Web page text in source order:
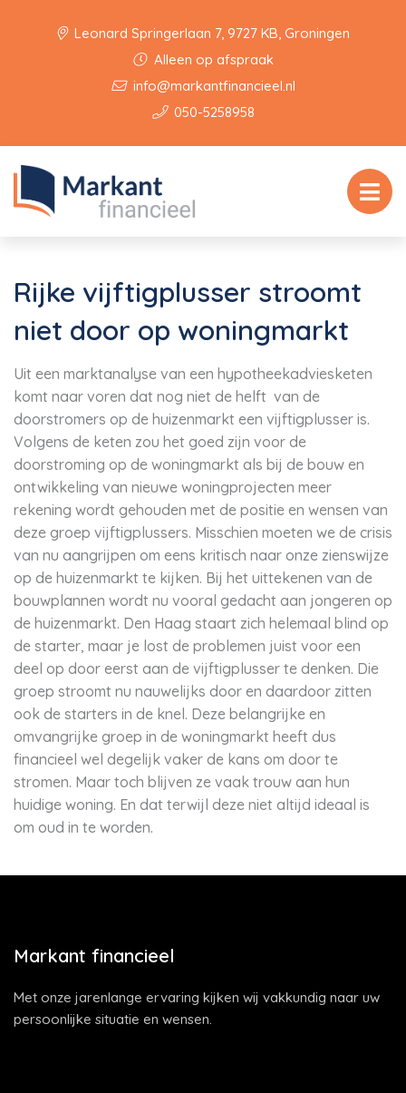
Leonard Springerlaan 7, 9727 KB, Groningen
Alleen op afspraak
info@markantfinancieel.nl
050-5258958
Rijke vijftigplusser stroomt
niet door op woningmarkt
Uit een marktanalyse van een hypotheekadviesketen
komt naar voren dat nog niet de helft van de
doorstromers op de huizenmarkt een vijftigplusser is.
Volgens de keten zou het goed zijn voor de
doorstroming op de woningmarkt als bij de bouw en
ontwikkeling van nieuwe woningprojecten meer
rekening wordt gehouden met de positie en wensen van
deze groep vijftigplussers. Misschien moeten we de crisis
van nu aangrijpen om eens kritisch naar onze zienswijze
op de huizenmarkt te kijken. Bij het uittekenen van de
bouwplannen wordt nu vooral gedacht aan jongeren op
de huizenmarkt. Den Haag staart zich helemaal blind op
de starter, maar je lost de problemen juist voor een
deel op door eerst aan de vijftigplusser te denken. Die
groep stroomt nu nauwelijks door en daardoor zitten
ook de starters in de knel. Deze belangrijke en
omvangrijke groep in de woningmarkt heeft dus
financieel wel degelijk vaker de kans om door te
stromen. Maar toch blijven ze vaak trouw aan hun
huidige woning. En dat terwijl deze niet altijd ideaal is
om oud in te worden.
Markant financieel
Met onze jarenlange ervaring kijken wij vakkundig naar uw
persoonlijke situatie en wensen.